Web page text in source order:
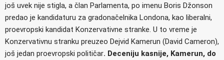
još uvek nije stigla, a član Parlamenta, po imenu Boris Džonson
predao je kandidaturu za gradonačelnika Londona, kao liberalni,
proevropski kandidat Konzervativne stranke. U to vreme je
Konzervativnu stranku preuzeo Dejvid Kamerun (David Cameron),
još jedan proevropski političar. Deceniju kasnije, Kamerun, do